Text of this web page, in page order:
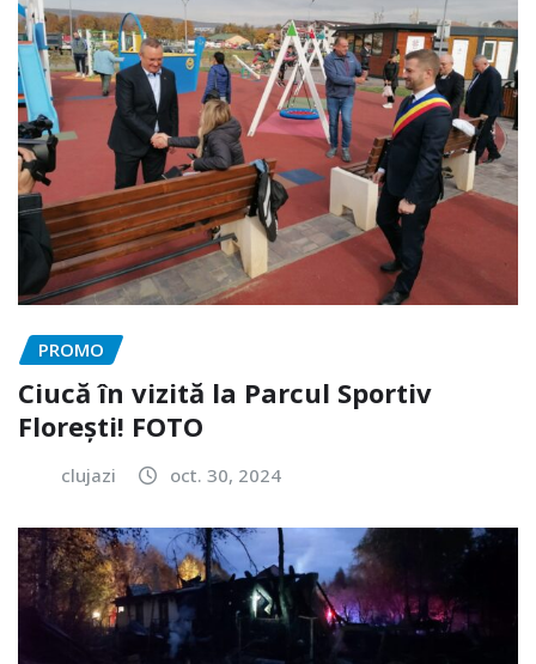
PROMO
Ciucă în vizită la Parcul Sportiv
Florești! FOTO
clujazi oct. 30, 2024